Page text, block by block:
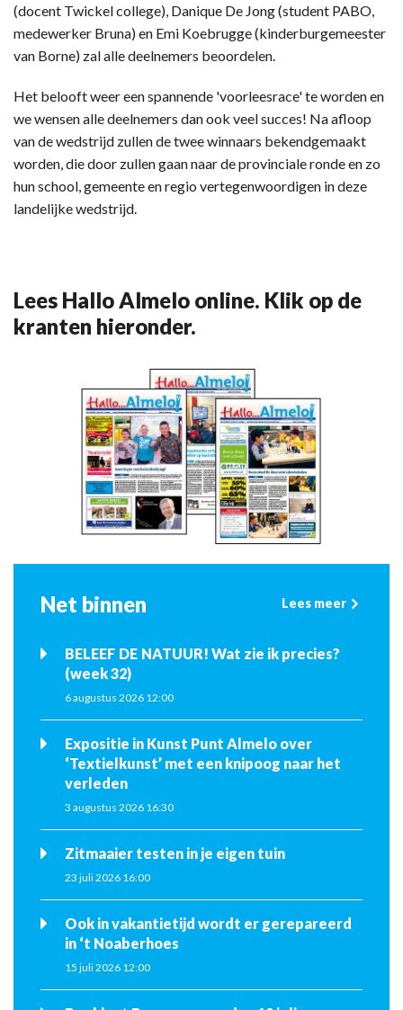
(docent Twickel college), Danique De Jong (student PABO,
medewerker Bruna) en Emi Koebrugge (kinderburgemeester
van Borne) zal alle deelnemers beoordelen.
Het belooft weer een spannende 'voorleesrace' te worden en
we wensen alle deelnemers dan ook veel succes! Na afloop
van de wedstrijd zullen de twee winnaars bekendgemaakt
worden, die door zullen gaan naar de provinciale ronde en zo
hun school, gemeente en regio vertegenwoordigen in deze
landelijke wedstrijd.
Lees Hallo Almelo online. Klik op de
kranten hieronder.
Net binnen Lees meer
BELEEF DE NATUUR! Wat zie ik precies?
(week 32)
6 augustus 2026 12:00
Expositie in Kunst Punt Almelo over
‘Textielkunst’ met een knipoog naar het
verleden
3 augustus 2026 16:30
Zitmaaier testen in je eigen tuin
23 juli 2026 16:00
Ook in vakantietijd wordt er gerepareerd
in ‘t Noaberhoes
15 juli 2026 12:00